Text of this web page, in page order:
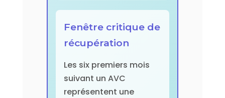
Fenêtre critique de
récupération
Les six premiers mois
suivant un AVC
représentent une